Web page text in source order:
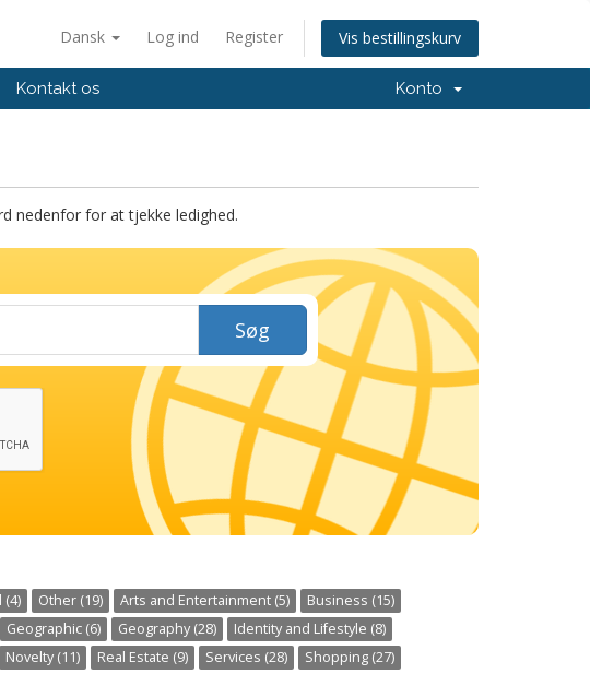
Dansk Log ind Register Vis bestillingskurv
Kontakt os Konto
nedenfor for at tjekke ledighed.
Søg
Other (19) Arts and Entertainment (5)
Business (15)
Geographic (6) Geography (28)
Identity and Lifestyle (8)
Novelty (11) Real Estate (9) Services (28)
Shopping (27)